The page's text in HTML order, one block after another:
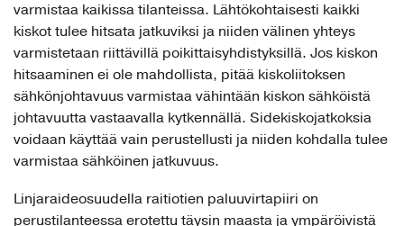
varmistaa kaikissa tilanteissa. Lähtökohtaisesti kaikki
kiskot tulee hitsata jatkuviksi ja niiden välinen yhteys
varmistetaan riittävillä poikittaisyhdistyksillä. Jos kiskon
hitsaaminen ei ole mahdollista, pitää kiskoliitoksen
sähkönjohtavuus varmistaa vähintään kiskon sähköistä
johtavuutta vastaavalla kytkennällä. Sidekiskojatkoksia
voidaan käyttää vain perustellusti ja niiden kohdalla tulee
varmistaa sähköinen jatkuvuus.
Linjaraideosuudella raitiotien paluuvirtapiiri on
perustilanteessa erotettu täysin maasta ja ympäröivistä